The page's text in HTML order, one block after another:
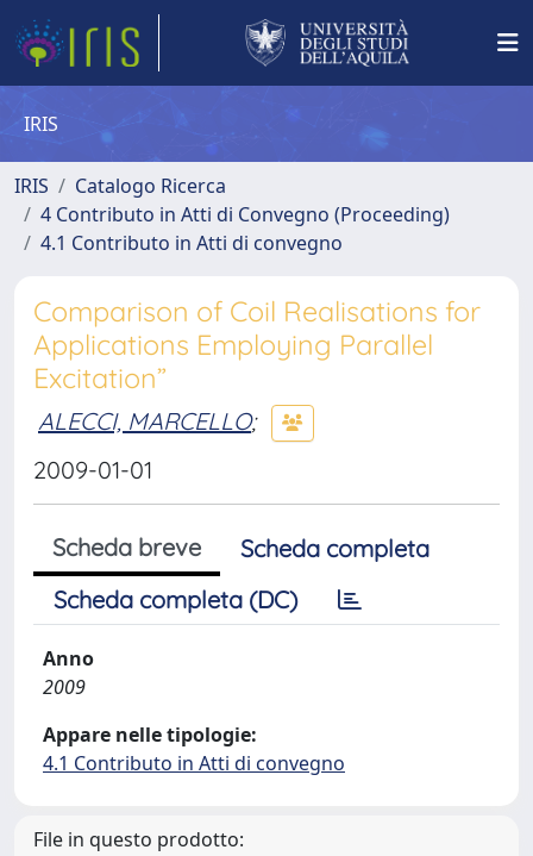
IRIS
IRIS
Catalogo Ricerca
4 Contributo in Atti di Convegno (Proceeding)
4.1 Contributo in Atti di convegno
Comparison of Coil Realisations for
Applications Employing Parallel
Excitation”
ALECCI, MARCELLO;
2009-01-01
Scheda breve
Scheda completa
Scheda completa (DC)
Anno
2009
Appare nelle tipologie:
4.1 Contributo in Atti di convegno
File in questo prodotto: